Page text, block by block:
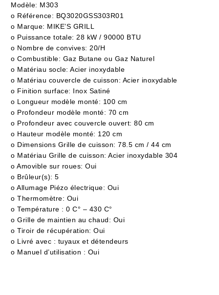
Modèle: M303
o Référence: BQ3020GSS303R01
o Marque: MIKE’S GRILL
o Puissance totale: 28 kW / 90000 BTU
o Nombre de convives: 20/H
o Combustible: Gaz Butane ou Gaz Naturel
o Matériau socle: Acier inoxydable
o Matériau couvercle de cuisson: Acier inoxydable
o Finition surface: Inox Satiné
o Longueur modèle monté: 100 cm
o Profondeur modèle monté: 70 cm
o Profondeur avec couvercle ouvert: 80 cm
o Hauteur modèle monté: 120 cm
o Dimensions Grille de cuisson: 78.5 cm / 44 cm
o Matériau Grille de cuisson: Acier inoxydable 304
o Amovible sur roues: Oui
o Brûleur(s): 5
o Allumage Piézo électrique: Oui
o Thermomètre: Oui
o Température : 0 C° – 430 C°
o Grille de maintien au chaud: Oui
o Tiroir de récupération: Oui
o Livré avec : tuyaux et détendeurs
o Manuel d’utilisation : Oui